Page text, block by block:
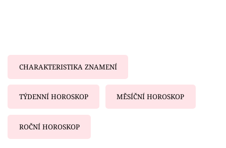
CHARAKTERISTIKA ZNAMENÍ
TÝDENNÍ HOROSKOP MĚSÍČNÍ HOROSKOP
ROČNÍ HOROSKOP